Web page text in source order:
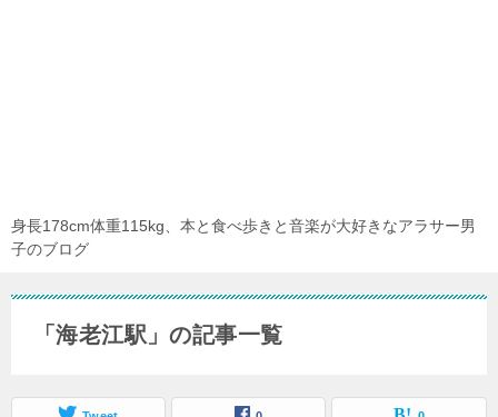
身長178cm体重115kg、本と食べ歩きと音楽が大好きなアラサー男
子のブログ
「海老江駅」の記事一覧